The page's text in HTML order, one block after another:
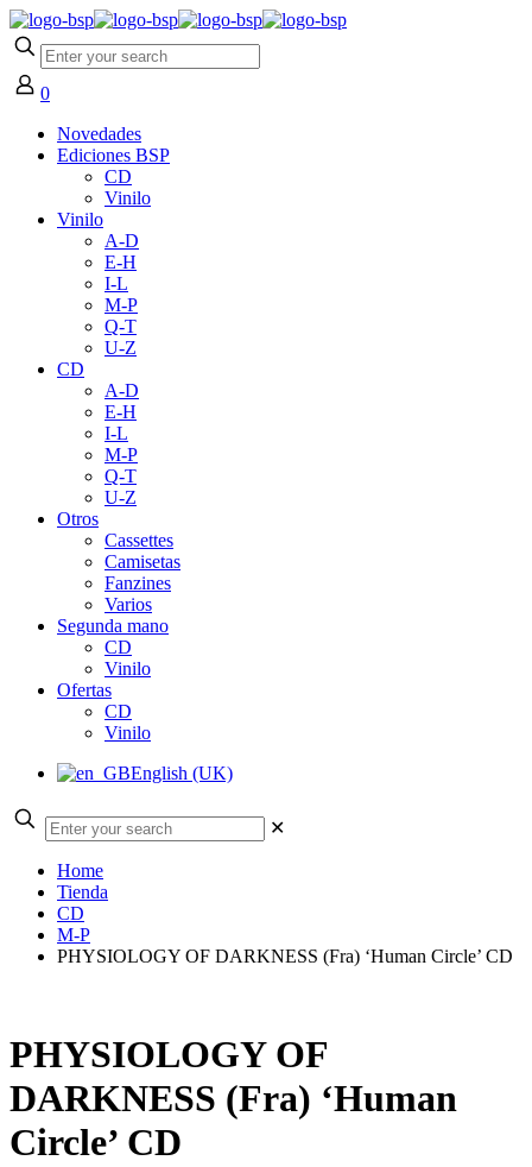
0
Novedades
Ediciones BSP
CD
Vinilo
Vinilo
A-D
E-H
I-L
M-P
Q-T
U-Z
CD
A-D
E-H
I-L
M-P
Q-T
U-Z
Otros
Cassettes
Camisetas
Fanzines
Varios
Segunda mano
CD
Vinilo
Ofertas
CD
Vinilo
English (UK)
✕
Home
Tienda
CD
M-P
PHYSIOLOGY OF DARKNESS (Fra) ‘Human Circle’ CD
PHYSIOLOGY OF
DARKNESS (Fra) ‘Human
Circle’ CD